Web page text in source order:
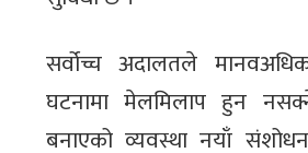
सर्वोच्च अदालतले
घटनामा मेलमिलाप हुन
बनाएको व्यवस्था नयाँ